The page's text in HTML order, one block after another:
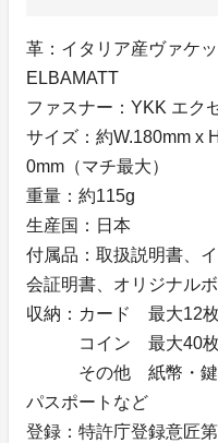
革：イタリア産ヴァケ
ELBAMATT
ファスナー：YKK エク
サイズ：約W.180mm x
0mm（マチ最大）
重量：約115g
生産国：日本
付属品：取扱説明書、
会証明書、オリジナル
収納：カード 最大12
コイン 最大40枚
その他 紙幣・鍵・
パスポートなど
登録：特許庁登録意匠